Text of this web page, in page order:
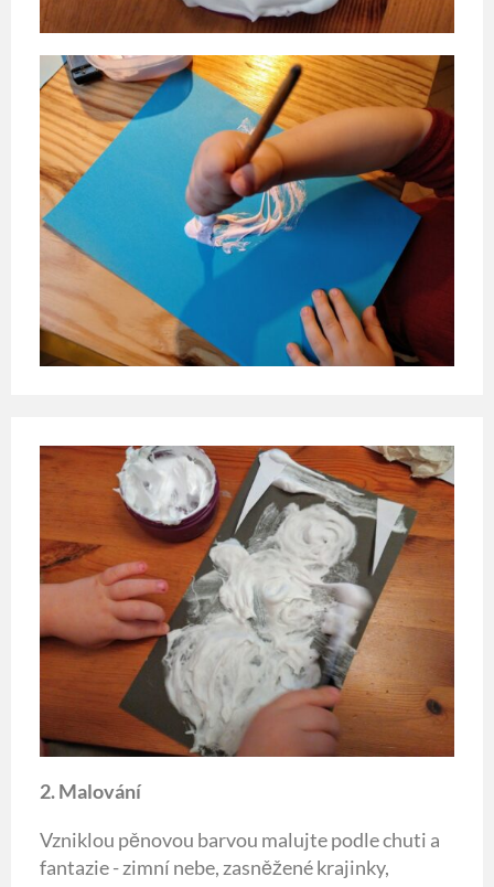
2. Malování
Vzniklou pěnovou barvou malujte podle chuti a
fantazie - zimní nebe, zasněžené krajinky,